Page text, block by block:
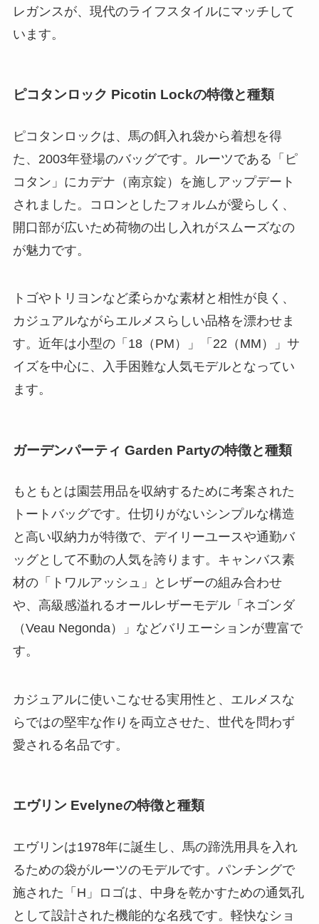
レガンスが、現代のライフスタイルにマッチして
います。
ピコタンロック Picotin Lockの特徴と種類
ピコタンロックは、馬の餌入れ袋から着想を得
た、2003年登場のバッグです。ルーツである「ピ
コタン」にカデナ（南京錠）を施しアップデート
されました。コロンとしたフォルムが愛らしく、
開口部が広いため荷物の出し入れがスムーズなの
が魅力です。
トゴやトリヨンなど柔らかな素材と相性が良く、
カジュアルながらエルメスらしい品格を漂わせま
す。近年は小型の「18（PM）」「22（MM）」サ
イズを中心に、入手困難な人気モデルとなってい
ます。
ガーデンパーティ Garden Partyの特徴と種類
もともとは園芸用品を収納するために考案された
トートバッグです。仕切りがないシンプルな構造
と高い収納力が特徴で、デイリーユースや通勤バ
ッグとして不動の人気を誇ります。キャンバス素
材の「トワルアッシュ」とレザーの組み合わせ
や、高級感溢れるオールレザーモデル「ネゴンダ
（Veau Negonda）」などバリエーションが豊富で
す。
カジュアルに使いこなせる実用性と、エルメスな
らではの堅牢な作りを両立させた、世代を問わず
愛される名品です。
エヴリン Evelyneの特徴と種類
エヴリンは1978年に誕生し、馬の蹄洗用具を入れ
るための袋がルーツのモデルです。パンチングで
施された「H」ロゴは、中身を乾かすための通気孔
として設計された機能的な名残です。軽快なショ